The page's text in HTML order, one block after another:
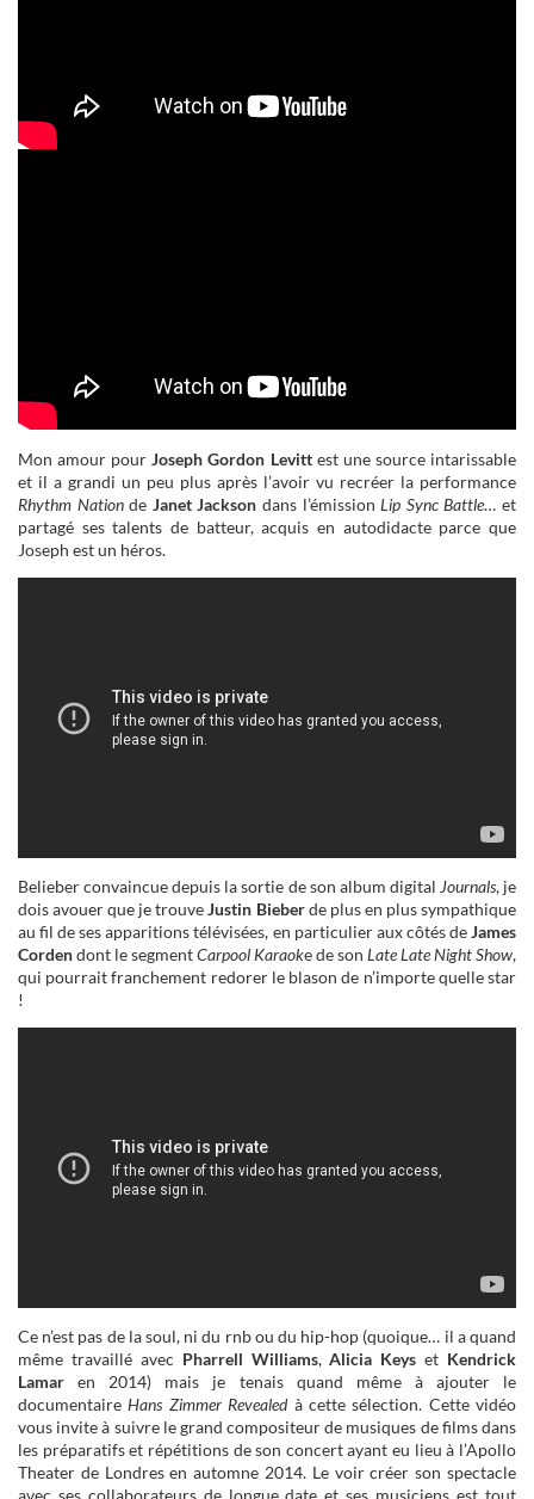
Mon amour pourJoseph Gordon Levittest une source intarissable
et il a grandi un peu plus après l’avoir vu recréer la performance
Rhythm Nationde Janet Jackson dans l’émissionLip Sync Battle… et
partagé ses talents de batteur, acquis en autodidacte parce que
Joseph est un héros.
Belieber convaincue depuis la sortie de son album digital Journals, je
dois avouer que je trouveJustin Bieberde plus en plus sympathique
au fil de ses apparitions télévisées, en particulier aux côtés deJames
Cordendont le segmentCarpool Karaoke de son Late Late Night Show,
qui pourrait franchement redorer le blason de n’importe quelle star
!
Ce n’est pas de la soul, ni du rnb ou du hip-hop (quoique… il a quand
même travaillé avec Pharrell Williams,Alicia Keys et Kendrick
Lamar en 2014) mais je tenais quand même à ajouter le
documentaireHans Zimmer Revealedà cette sélection. Cette vidéo
vous invite à suivre le grand compositeur de musiques de films dans
les préparatifs et répétitions de son concert ayant eu lieu à l’Apollo
Theater de Londres en automne 2014. Le voir créer son spectacle
avec ses collaborateurs de longue date et ses musiciens est tout